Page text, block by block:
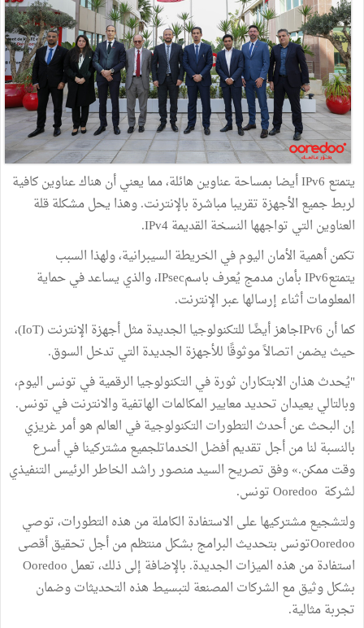
يتمتع IPv6 أيضا بمساحة عناوين هائلة، مما يعني أن هناك عناوين كافية
لربط جميع الأجهزة تقريبا مباشرة بالإنترنت. وهذا يحل مشكلة قلة
العناوين التي تواجهها النسخة القديمة IPv4.
تكمن أهمية الأمان اليوم في الخريطة السيبرانية، ولهذا السبب
يتمتعIPv6 بأمان مدمج يُعرف باسمIPsec، والذي يساعد في حماية
المعلومات أثناء إرسالها عبر الإنترنت.
كما أن IPv6جاهز أيضًا للتكنولوجيا الجديدة مثل أجهزة الإنترنت (IoT)،
حيث يضمن اتصالاً موثوقًا للأجهزة الجديدة التي تدخل السوق.
"يُحدث هذان الابتكاران ثورة في التكنولوجيا الرقمية في تونس اليوم،
وبالتالي يعيدان تحديد معايير المكالمات الهاتفية والانترنت في تونس.
إن البحث عن أحدث التطورات التكنولوجية في العالم هو أمر غريزي
بالنسبة لنا من أجل تقديم أفضل الخدماتلجميع مشتركينا في أسرع
وقت ممكن.» وفق تصريح السيد منصور راشد الخاطر الرئيس التنفيذي
لشركة Ooredoo تونس.
ولتشجيع مشتركيها على الاستفادة الكاملة من هذه التطورات، توصي
Ooredooتونس بتحديث البرامج بشكل منتظم من أجل تحقيق أقصى
استفادة من هذه الميزات الجديدة. بالإضافة إلى ذلك، تعمل Ooredoo
بشكل وثيق مع الشركات المصنعة لتبسيط هذه التحديثات وضمان
تجربة مثالية.